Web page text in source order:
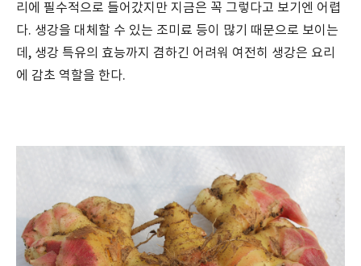
리에 필수적으로 들어갔지만 지금은 꼭 그렇다고 보기엔 어렵
다. 생강을 대체할 수 있는 조미료 등이 많기 때문으로 보이는
데, 생강 특유의 효능까지 겸하긴 어려워 여전히 생강은 요리
에 감초 역할을 한다.